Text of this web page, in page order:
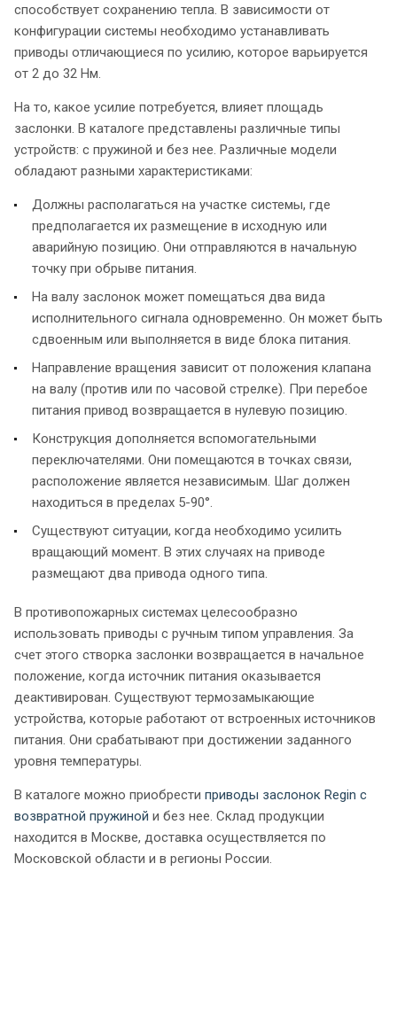
способствует сохранению тепла. В зависимости от
конфигурации системы необходимо устанавливать
приводы отличающиеся по усилию, которое варьируется
от 2 до 32 Нм.
На то, какое усилие потребуется, влияет площадь
заслонки. В каталоге представлены различные типы
устройств: с пружиной и без нее. Различные модели
обладают разными характеристиками:
Должны располагаться на участке системы, где
предполагается их размещение в исходную или
аварийную позицию. Они отправляются в начальную
точку при обрыве питания.
На валу заслонок может помещаться два вида
исполнительного сигнала одновременно. Он может быть
сдвоенным или выполняется в виде блока питания.
Направление вращения зависит от положения клапана
на валу (против или по часовой стрелке). При перебое
питания привод возвращается в нулевую позицию.
Конструкция дополняется вспомогательными
переключателями. Они помещаются в точках связи,
расположение является независимым. Шаг должен
находиться в пределах 5-90°.
Существуют ситуации, когда необходимо усилить
вращающий момент. В этих случаях на приводе
размещают два привода одного типа.
В противопожарных системах целесообразно
использовать приводы с ручным типом управления. За
счет этого створка заслонки возвращается в начальное
положение, когда источник питания оказывается
деактивирован. Существуют термозамыкающие
устройства, которые работают от встроенных источников
питания. Они срабатывают при достижении заданного
уровня температуры.
В каталоге можно приобрести приводы заслонок Regin с
возвратной пружиной и без нее. Склад продукции
находится в Москве, доставка осуществляется по
Московской области и в регионы России.